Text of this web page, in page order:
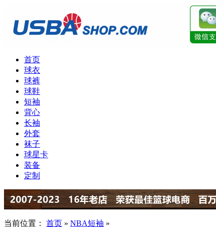
首页
球衣
球裤
球鞋
短袖
背心
长袖
外套
袜子
球星卡
装备
定制
当前位置： 首页 » NBA短袖 »